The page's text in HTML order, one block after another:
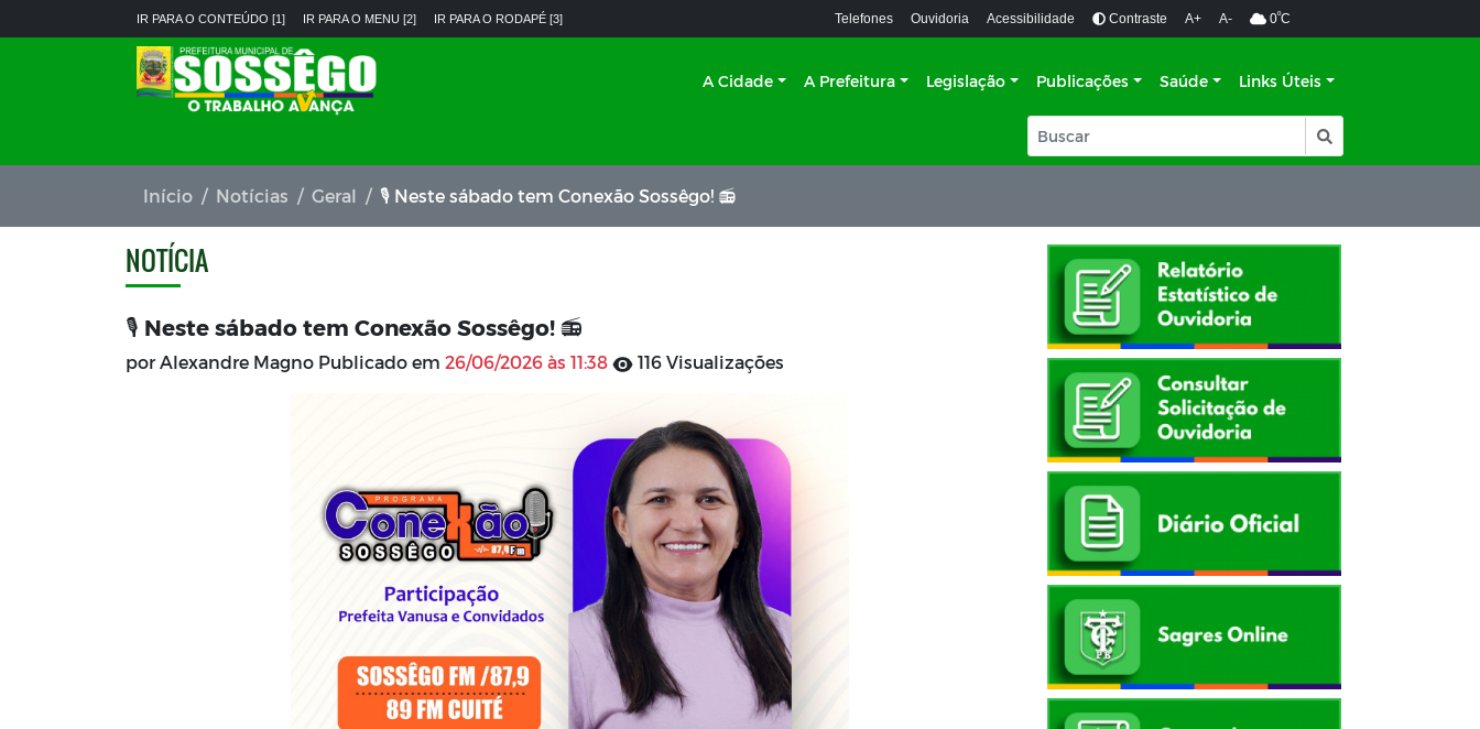
IR PARA O CONTEÚDO [1] IR PARA O MENU [2] IR PARA O RODAPÉ [3] Telefones Ouvidoria Acessibilidade Contraste A+ A- 0ºC
A Cidade A Prefeitura Legislação Publicações Saúde Links Úteis
Início Notícias Geral 🎙️ Neste sábado tem Conexão Sossêgo! 📻
NOTÍCIA
🎙️ Neste sábado tem Conexão Sossêgo! 📻
por Alexandre Magno Publicado em 26/06/2026 às 11:38 116 Visualizações